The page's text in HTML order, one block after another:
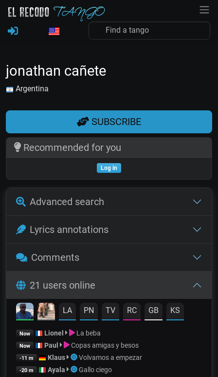
jonathan cañete
Argentina
SUBSCRIBE
Recommended for you
Log in
Advanced search
Lyrics annotations
Comments
21 users online
LA PN TV RC GB KS
Now Lionel La beba
Now Paul Copas amigas y besos
-11 m Klaus Volvamos a empezar
-20 m Ayala Gallo ciego